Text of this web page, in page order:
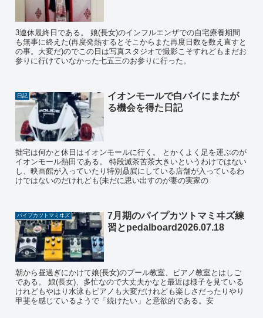
3連休最終日である。 娘(長女)のインフルエンザでの自宅療養期間
も無事に終えた(再度発熱するとそこからまた再度日数を数え直すと
の事。大変だ)のでこの日は写真スタジオで撮影こそすれどもまだお
参りに行けていなかった七五三のお参りに行った。
日記
イオンモールで白バイにまたが
る機会を得た日記
拙宅は何かと休日はイオンモールに行く。 とかくよく足を運ぶのが
イオンモール熱田である。 特段滅茶苦茶大きいというわけではない
し、映画館が入っていたり特別贔屓にしている店舗が入っているわ
けではないのだけれども(未だに思い出すのが妻の実家の
パイプカツトマミヰズ
7月期のパイプカツトマミヰズ練
習とpedalboard2026.07.18
朝から昼過ぎにかけて娘(長女)のプール教室、ピアノ教室とはしご
である。 娘(長女)、多忙なので大丈夫かなと最近は様子を見ている
けれどもやはり水泳もピアノも大変だけれども楽しさだったりやり
甲斐を感じているようで「続けたい」と意欲的である。安